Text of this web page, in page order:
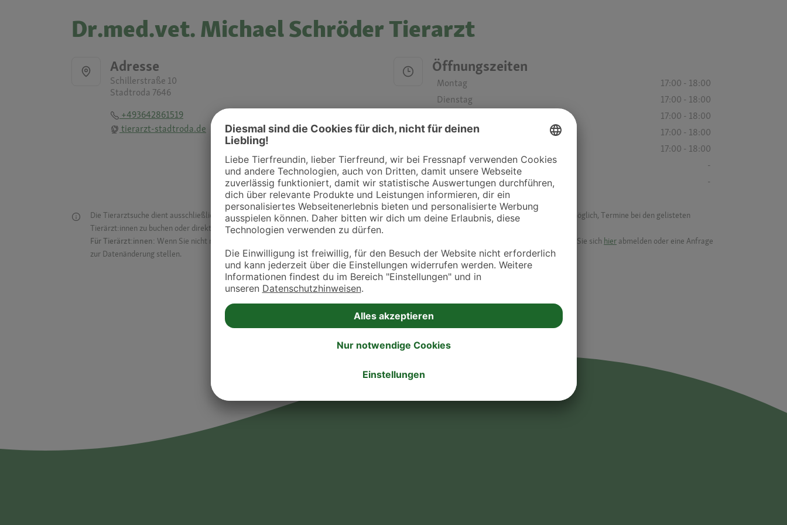
Dr.med.vet. Michael Schröder Tierarzt
Adresse
Schillerstraße 10
Stadtroda 7646
+493642861519
tierarzt-stadtroda.de
Öffnungszeiten
Montag
17:00 - 18:00
Dienstag
17:00 - 18:00
17:00 - 18:00
Donnerstag
17:00 - 18:00
17:00 - 18:00
Samstag
-
Sonntag
-
Die Tierarztsuche dient ausschließlich dazu, Tierarztpraxen und Kliniken in deiner Nähe übersichtlich anzuzeigen. Über Dr. Fressnapf ist es nicht möglich, Termine bei den gelisteten
Tierärzt:innen zu buchen oder direkt mit ihnen in Kontakt zu treten. Bitte wende dich hierfür direkt an die jeweilige Praxis oder Klinik.
Für Tierärzt:innen: Wenn Sie nicht mehr auf der Dr. Fressnapf Tierarztsuche als Praxis gelistet werden oder Ihre Daten ändern möchten, können Sie sich hier abmelden oder eine Anfrage
zur Datenänderung stellen.